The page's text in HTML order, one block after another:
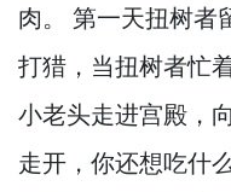
肉。
第一天扭树者
打猎， 当扭树者忙
小老头走进宫殿，
走开， 你还想吃什